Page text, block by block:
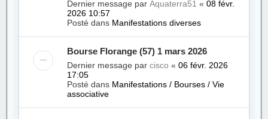
Dernier message parAquaterra51 «08 févr.
2026 10:57
Posté dans Manifestations diverses
Bourse Florange (57) 1 mars 2026
Dernier message parcisco «06 févr. 2026
17:05
Posté dans Manifestations / Bourses / Vie
associative